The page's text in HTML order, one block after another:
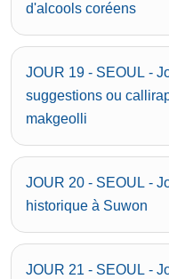
d'alcools coréens
JOUR 19 - SEOUL -
suggestions ou
makgeolli
JOUR 20 - SEOUL -
historique à Suwon
JOUR 21 - SEOUL -